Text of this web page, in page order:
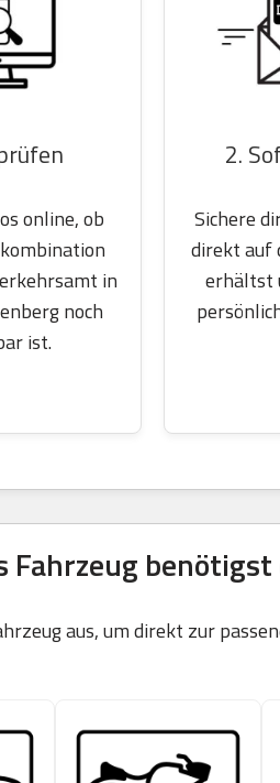
online, ob
in
noch
ist.
2.
Sichere
direkt auf
erhältst
Fahrzeug
aus, um direkt zur